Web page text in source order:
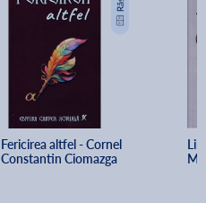
Fericirea altfel - Cornel
Constantin Ciomazga
Lili